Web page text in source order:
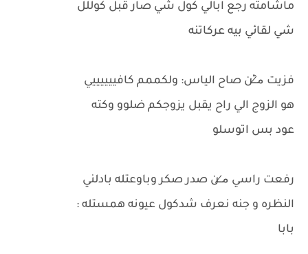
ماشامته رجع ابالي كول شي صار قبل كوللل
شي لقائي بيه عركاتنه
فزيت م̷ـــِْن صاح الياس: ولكممم كافييييييي
هو الزوج الي راح يقبل يزوجكم ضلوو وكته
عود بس اتوسلو
رفعت راسي م̷ــن صدر صكر وباوعتله بادلني
النظره و جنه نعرف شدكول عيونه همستله :
بابا